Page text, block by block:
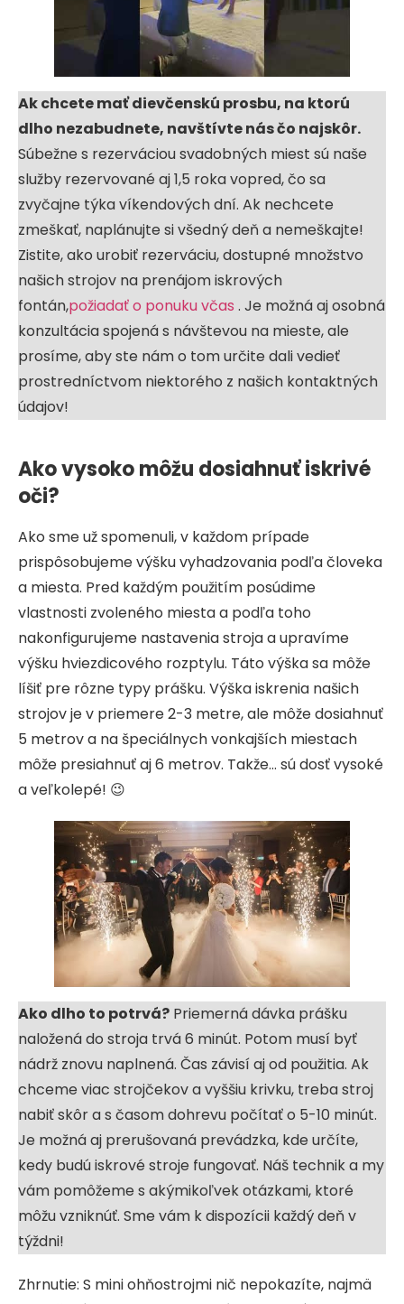
Ak chcete mať dievčenskú prosbu, na ktorú
dlho nezabudnete, navštívte nás čo najskôr.
Súbežne s rezerváciou svadobných miest sú naše
služby rezervované aj 1,5 roka vopred, čo sa
zvyčajne týka víkendových dní. Ak nechcete
zmeškať, naplánujte si všedný deň a nemeškajte!
Zistite, ako urobiť rezerváciu, dostupné množstvo
našich strojov na prenájom iskrových
fontán,požiadať o ponuku včas . Je možná aj osobná
konzultácia spojená s návštevou na mieste, ale
prosíme, aby ste nám o tom určite dali vedieť
prostredníctvom niektorého z našich kontaktných
údajov!
Ako vysoko môžu dosiahnuť iskrivé
oči?
Ako sme už spomenuli, v každom prípade
prispôsobujeme výšku vyhadzovania podľa človeka
a miesta. Pred každým použitím posúdime
vlastnosti zvoleného miesta a podľa toho
nakonfigurujeme nastavenia stroja a upravíme
výšku hviezdicového rozptylu. Táto výška sa môže
líšiť pre rôzne typy prášku. Výška iskrenia našich
strojov je v priemere 2-3 metre, ale môže dosiahnuť
5 metrov a na špeciálnych vonkajších miestach
môže presiahnuť aj 6 metrov. Takže… sú dosť vysoké
a veľkolepé! 😉
Ako dlho to potrvá? Priemerná dávka prášku
naložená do stroja trvá 6 minút. Potom musí byť
nádrž znovu naplnená. Čas závisí aj od použitia. Ak
chceme viac strojčekov a vyššiu krivku, treba stroj
nabiť skôr a s časom dohrevu počítať o 5-10 minút.
Je možná aj prerušovaná prevádzka, kde určíte,
kedy budú iskrové stroje fungovať. Náš technik a my
vám pomôžeme s akýmikoľvek otázkami, ktoré
môžu vzniknúť. Sme vám k dispozícii každý deň v
týždni!
Zhrnutie: S mini ohňostrojmi nič nepokazíte, najmä